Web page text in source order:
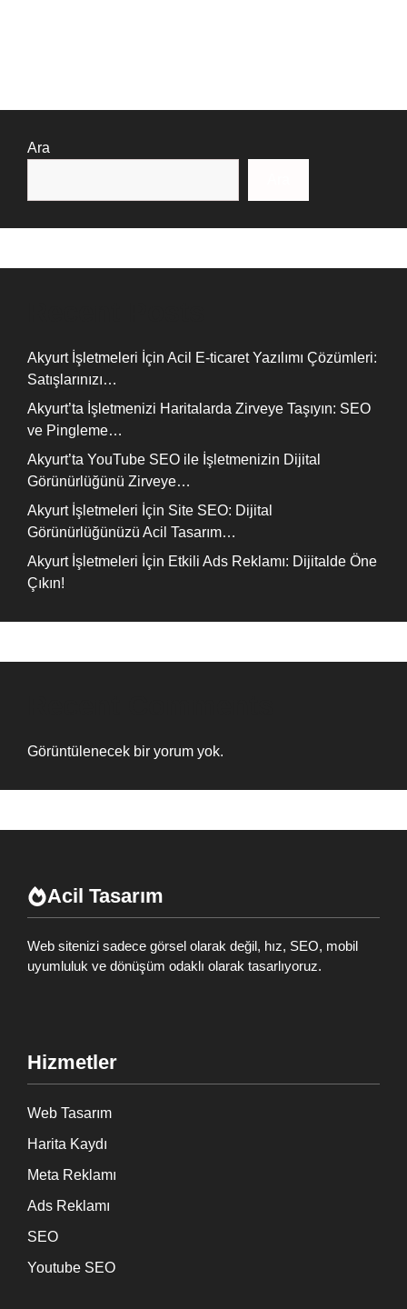
Ara
Akyurt İşletmeleri İçin Acil E-ticaret Yazılımı Çözümleri:
Satışlarınızı…
Akyurt’ta İşletmenizi Haritalarda Zirveye Taşıyın: SEO
ve Pingleme…
Akyurt’ta YouTube SEO ile İşletmenizin Dijital
Görünürlüğünü Zirveye…
Akyurt İşletmeleri İçin Site SEO: Dijital
Görünürlüğünüzü Acil Tasarım…
Akyurt İşletmeleri İçin Etkili Ads Reklamı: Dijitalde Öne
Çıkın!
Görüntülenecek bir yorum yok.
Acil Tasarım
Web sitenizi sadece görsel olarak değil, hız, SEO, mobil
uyumluluk ve dönüşüm odaklı olarak tasarlıyoruz.
Hizmetler
Web Tasarım
Harita Kaydı
Meta Reklamı
Ads Reklamı
SEO
Youtube SEO